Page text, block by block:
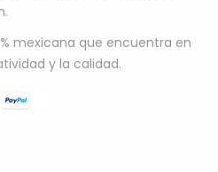
mexicana que encuentra en
y la calidad.